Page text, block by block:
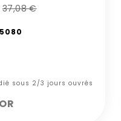
37,08 €
sous 2/3 jours ouvrés